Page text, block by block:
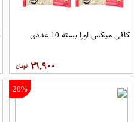
کافی میکس اورا بسته 10 عددی
۳۱,۹۰۰
20%